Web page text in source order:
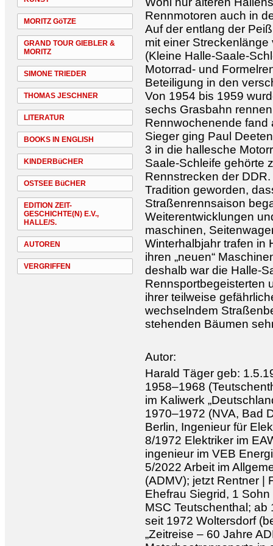
MORITZ GöTZE
GRAND TOUR GIEBLER &
MORITZ
SIMONE TRIEDER
THOMAS JESCHNER
LITERATUR
BOOKS IN ENGLISH
KINDERBüCHER
OSTSEE BüCHER
EDITION ZEIT-
GESCHICHTE(N) E.V.,
HALLE/S.
AUTOREN
VERGRIFFEN
Rennmotoren auch in
Auf der entlang der
mit einer
(Kleine Halle-Saale-
Motorrad- und
Beteiligung in den
Von 1954 bis 1959
sechs Grasbahn
Rennwochenende fand
Sieger ging Paul
3 in die hallesche
Saale-Schleife gehörte
Rennstrecken der
Tradition geworden,
Straßenrennsaison
Weiterentwicklungen
maschinen,
Winterhalbjahr trafen in
ihren „neuen“
deshalb war die Halle-
Rennsportbegeisterten
ihrer teilweise
wechselndem
stehenden Bäumen
Autor:
Harald Täger geb:
1958–1968
im Kaliwerk
1970–1972 (NVA, Bad
Berlin, Ingenieur für
8/1972 Elektriker im
ingenieur im VEB
5/2022 Arbeit im
(ADMV); jetzt Rentner |
Ehefrau Siegrid, 1
MSC Teutschenthal; ab
seit 1972 Woltersdorf
„Zeitreise – 60 Jahre